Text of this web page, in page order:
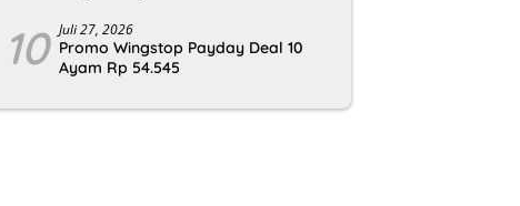
10 Juli 27, 2026
Promo Wingstop Payday Deal 10
Ayam Rp 54.545